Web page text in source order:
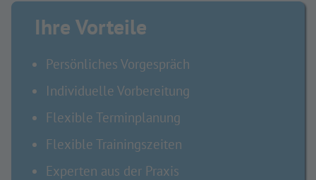
Ihre Vorteile
Persönliches Vorgespräch
Individuelle Vorbereitung
Flexible Terminplanung
Flexible Trainingszeiten
Experten aus der Praxis